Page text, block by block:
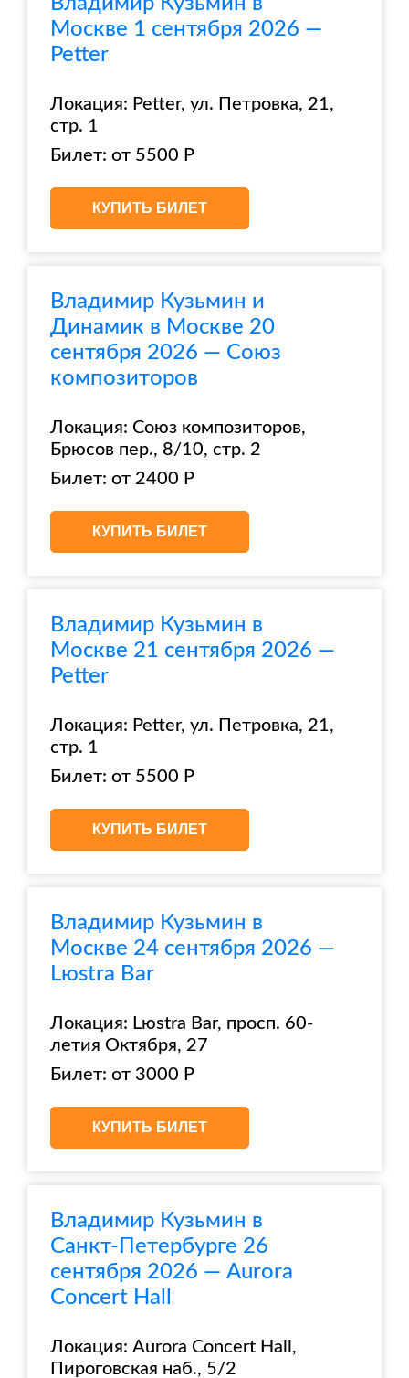
Москве 1 сентября 2026 —
Petter
Локация: Petter, ул. Петровка, 21,
стр. 1
Билет: от 5500 Р
КУПИТЬ БИЛЕТ
Владимир Кузьмин и
Динамик в Москве 20
сентября 2026 — Союз
композиторов
Локация: Союз композиторов,
Брюсов пер., 8/10, стр. 2
Билет: от 2400 Р
КУПИТЬ БИЛЕТ
Владимир Кузьмин в
Москве 21 сентября 2026 —
Petter
Локация: Petter, ул. Петровка, 21,
стр. 1
Билет: от 5500 Р
КУПИТЬ БИЛЕТ
Владимир Кузьмин в
Москве 24 сентября 2026 —
Lюstra Bar
Локация: Lюstra Bar, просп. 60-
летия Октября, 27
Билет: от 3000 Р
КУПИТЬ БИЛЕТ
Владимир Кузьмин в
Санкт-Петербурге 26
сентября 2026 — Aurora
Concert Hall
Локация: Aurora Concert Hall,
Пироговская наб., 5/2